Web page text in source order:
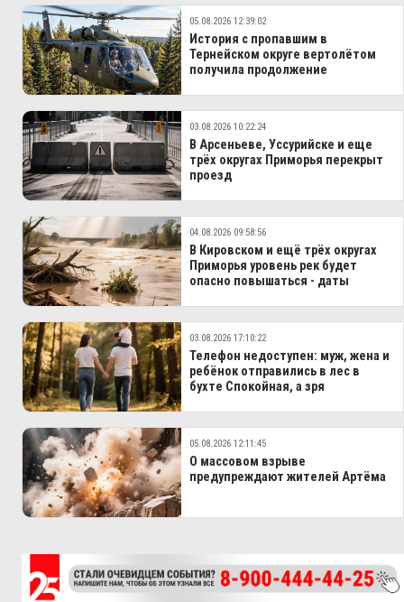
05.08.2026 12:39:02
История с пропавшим в
Тернейском округе вертолётом
получила продолжение
03.08.2026 10:22:24
В Арсеньеве, Уссурийске и еще
трёх округах Приморья перекрыт
проезд
04.08.2026 09:58:56
В Кировском и ещё трёх округах
Приморья уровень рек будет
опасно повышаться - даты
03.08.2026 17:10:22
Телефон недоступен: муж, жена и
ребёнок отправились в лес в
бухте Спокойная, а зря
05.08.2026 12:11:45
О массовом взрыве
предупреждают жителей Артёма